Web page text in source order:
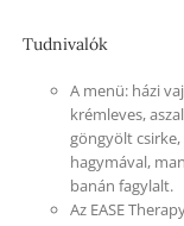
Tudnivalók
A menü: házi
krémleves,
göngyölt
hagymával,
banán fagylalt.
Az EASE